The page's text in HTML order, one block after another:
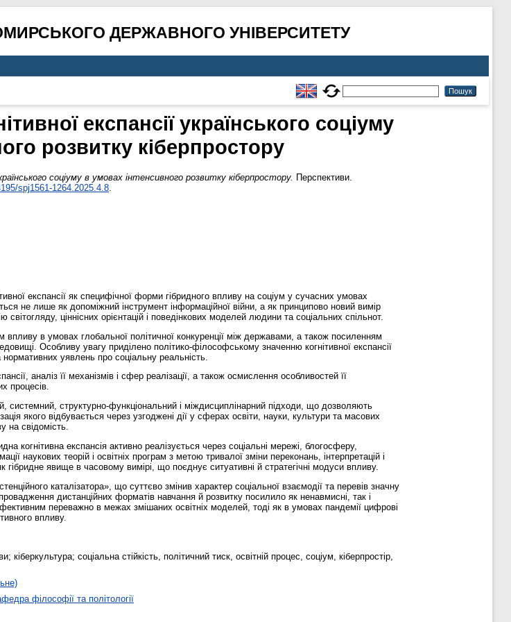
ДЕРЖАВНОГО УНІВЕРСИТЕТУ
експансії українського соціуму
розвитку кіберпростору
соціуму в умовах інтенсивного розвитку кіберпростору. Перспективи.
spj1561-1264.2025.4.8.
експансії як специфічної форми гібридного впливу на соціум у сучасних умовах
не лише як допоміжний інструмент інформаційної війни, а як принципово новий вимір
ціннісних орієнтацій і поведінкових моделей людини та соціальних спільнот.
в умовах глобальної політичної конкуренції між державами, а також посиленням
Особливу увагу приділено політико-філософському значенню когнітивної експансії
нормативних уявлень про соціальну реальність.
аналіз її механізмів і сфер реалізації, а також осмислення особливостей її
процесів.
системний, структурно-функціональний і міждисциплінарний підходи, що дозволяють
якого відбувається через узгоджені дії у сферах освіти, науки, культури та масових
на свідомість.
когнітивна експансія активно реалізується через соціальні мережі, блогосферу,
наукових теорій і освітніх програм з метою тривалої зміни переконань, інтерпретацій і
явище в часовому вимірі, що поєднує ситуативні й стратегічні модуси впливу.
каталізатора», що суттєво змінив характер соціальної взаємодії та перевів значну
дистанційних форматів навчання й розвитку посилило як ненавмисні, так і
переважно в межах змішаних освітніх моделей, тоді як в умовах пандемії цифрові
впливу.
соціальна стійкість, політичний тиск, освітній процес, соціум, кіберпростір,
філософії та політології